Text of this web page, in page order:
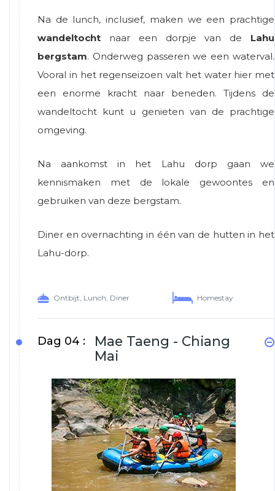
Na de lunch, inclusief, maken we een prachtige
wandeltocht naar een dorpje van de Lahu
bergstam. Onderweg passeren we een waterval.
Vooral in het regenseizoen valt het water hier met
een enorme kracht naar beneden. Tijdens de
wandeltocht kunt u genieten van de prachtige
omgeving.
Na aankomst in het Lahu dorp gaan we
kennismaken met de lokale gewoontes en
gebruiken van deze bergstam.
Diner en overnachting in één van de hutten in het
Lahu-dorp.
Ontbijt, Lunch, Diner Homestay
Dag 04 :
Mae Taeng - Chiang
Mai